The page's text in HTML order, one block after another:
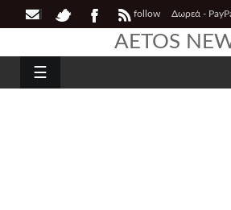
follow Δωρεά -
AETOS
☰